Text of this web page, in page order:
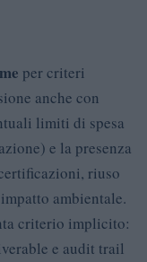
per criteri
anche con
limiti di spesa
e la presenza
riuso
ambientale.
criterio implicito:
e audit trail